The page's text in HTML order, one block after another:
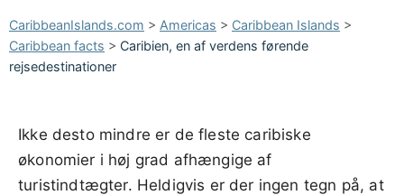
CaribbeanIslands.com > Americas > Caribbean Islands >
Caribbean facts > Caribien, en af verdens førende
rejsedestinationer
Ikke desto mindre er de fleste caribiske
økonomier i høj grad afhængige af
turistindtægter. Heldigvis er der ingen tegn på, at